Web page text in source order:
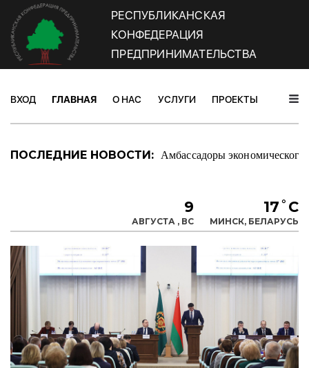
РЕСПУБЛИКАНСКАЯ
КОНФЕДЕРАЦИЯ
ПРЕДПРИНИМАТЕЛЬСТВА
ВХОД ГЛАВНАЯ О НАС УСЛУГИ ПРОЕКТЫ
ПОСЛЕДНИЕ НОВОСТИ: Амбассадоры экономического
9
АВГУСТА , ВС
17˚C
МИНСК, БЕЛАРУСЬ